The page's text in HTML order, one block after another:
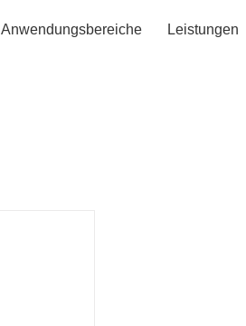
Anwendungsbereiche Leistungen